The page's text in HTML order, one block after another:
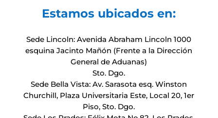
Estamos ubicados en:
Sede Lincoln: Avenida Abraham Lincoln 1000
esquina Jacinto Mañón (Frente a la Dirección
General de Aduanas)
Sto. Dgo.
Sede Bella Vista: Av. Sarasota esq. Winston
Churchill, Plaza Universitaria Este, Local 20, 1er
Piso, Sto. Dgo.